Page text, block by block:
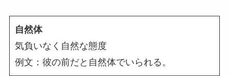
自然体
気負いなく自然な態度
例文：彼の前だと自然体でいられる。